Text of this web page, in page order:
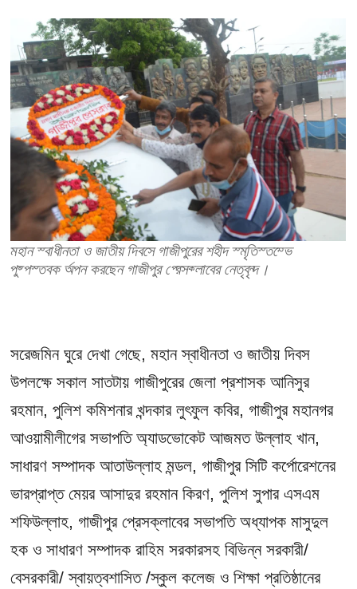
মহান স্বাধীনতা ও জাতীয় দিবসে গাজীপুরের শহীদ স্মৃতিস্তম্ভে
পুষ্পস্তবক অর্পন করছেন গাজীপুর প্রেসক্লাবের নেতৃবৃন্দ।
সরেজমিন ঘুরে দেখা গেছে, মহান স্বাধীনতা ও জাতীয় দিবস
উপলক্ষে সকাল সাতটায় গাজীপুরের জেলা প্রশাসক আনিসুর
রহমান, পুলিশ কমিশনার খন্দকার লুৎফুল কবির, গাজীপুর মহানগর
আওয়ামীলীগের সভাপতি অ্যাডভোকেট আজমত উল্লাহ খান,
সাধারণ সম্পাদক আতাউল্লাহ মন্ডল, গাজীপুর সিটি কর্পোরেশনের
ভারপ্রাপ্ত মেয়র আসাদুর রহমান কিরণ, পুলিশ সুপার এসএম
শফিউল্লাহ, গাজীপুর প্রেসক্লাবের সভাপতি অধ্যাপক মাসুদুল
হক ও সাধারণ সম্পাদক রাহিম সরকারসহ বিভিন্ন সরকারী/
বেসরকারী/ স্বায়ত্বশাসিত /স্কুল কলেজ ও শিক্ষা প্রতিষ্ঠানের